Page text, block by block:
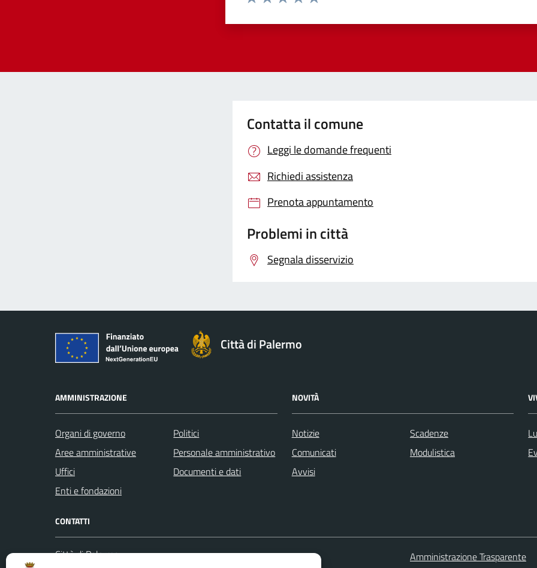
Contatta il comune
Leggi le domande frequenti
Richiedi assistenza
Prenota appuntamento
Problemi in città
Segnala disservizio
Città di Palermo
AMMINISTRAZIONE
Organi di governo
Aree amministrative
Uffici
Enti e fondazioni
Politici
Personale amministrativo
Documenti e dati
NOVITÀ
Notizie
Comunicati
Avvisi
Scadenze
Modulistica
CONTATTI
Città di Palermo
Leggi le FAQ Amministrazione Trasparente